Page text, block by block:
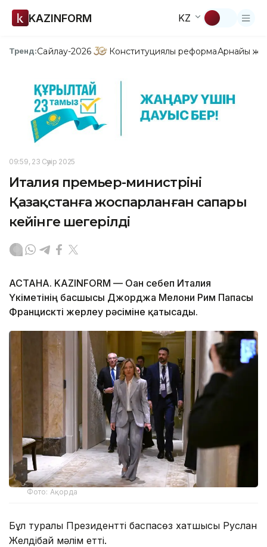
KAZINFORM KZ
Тренд:Сайлау-2026 Конституциялық реформаАрнайы
09:59, 23 Сәуір 2025
Италия премьер-министрінің
Қазақстанға жоспарланған сапары
кейінге шегерілді
АСТАНА. KAZINFORM — Оған себеп Италия
Үкіметінің басшысы Джорджа Мелони Рим Папасы
Францискті жерлеу рәсіміне қатысады.
Фото: Ақорда
Бұл туралы Президенттің баспасөз хатшысы Руслан
Желдібай мәлім етті.